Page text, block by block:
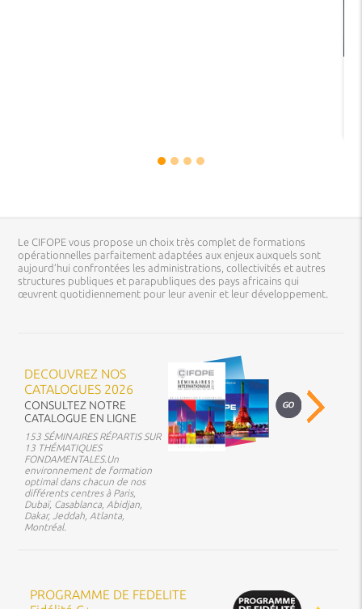
Le CIFOPE vous propose un choix très complet de formations
opérationnelles parfaitement adaptées aux enjeux auxquels sont
aujourd’hui confrontées les administrations, collectivités et autres
structures publiques et parapubliques des pays africains qui
œuvrent quotidiennement pour leur avenir et leur développement.
DECOUVREZ NOS
CATALOGUES 2026
CONSULTEZ NOTRE
CATALOGUE EN LIGNE
153 SÉMINAIRES RÉPARTIS SUR
13 THÉMATIQUES
FONDAMENTALES.Un
environnement de formation
optimal dans chacun de nos
différents centres à Paris,
Dubaï, Casablanca, Abidjan,
Dakar, Jeddah, Atlanta,
Montréal.
PROGRAMME DE FEDELITE